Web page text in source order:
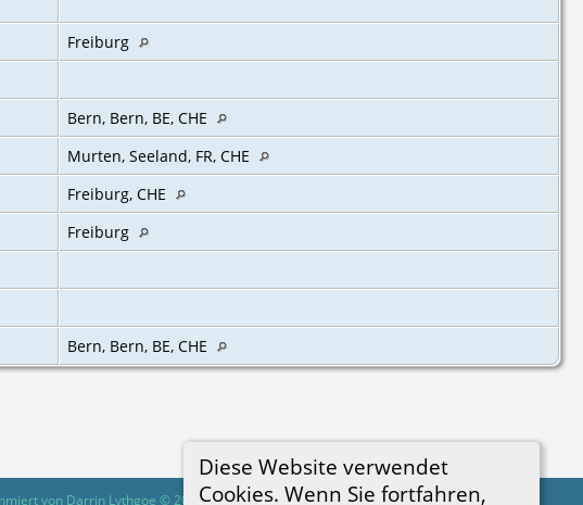
Diese Website verwendet
Cookies. Wenn Sie fortfahren,
Freiburg
Bern, Bern, BE, CHE‎
Murten, Seeland, FR, CHE
Freiburg, CHE
Freiburg
Bern, Bern, BE, CHE‎
von Darrin Lythgoe © 2001-2026.